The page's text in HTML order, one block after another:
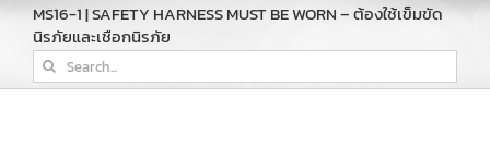
MS16-1 | SAFETY HARNESS MUST BE WORN – ต้องใช้เข็มขัด
นิรภัยและเชือกนิรภัย
Search
for: